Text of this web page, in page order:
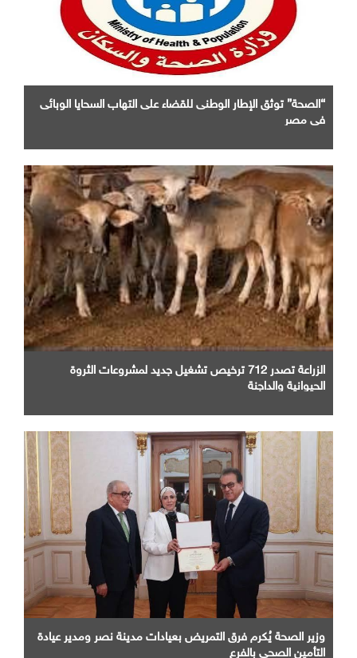
“الصحة” توثق الإطار الوطنى للقضاء على التهاب السحايا الوبائى
فى مصر
الزراعة تصدر 712 ترخيص تشغيل جديد لمشروعات الثروة
الحيوانية والداجنة
وزير الصحة يُكرم فرق التمريض بعيادات مدينة نصر ومدير عيادة
التأمين الصحى بالفرع